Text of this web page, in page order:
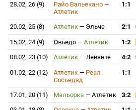
28.02, 26 (9) Райо Вальекано —
Атлетик
1:1
20.02, 25 (8) Атлетик — Эльче 2:1
15.02, 24 (9) Овьедо — Атлетик 1:2
08.02, 23 (10)
Атлетик — Леванте 4:2
01.02, 22 (12) Атлетик — Реал
Сосьедад
1:1
17.01, 20 (11) Мальорка — Атлетик 3:2